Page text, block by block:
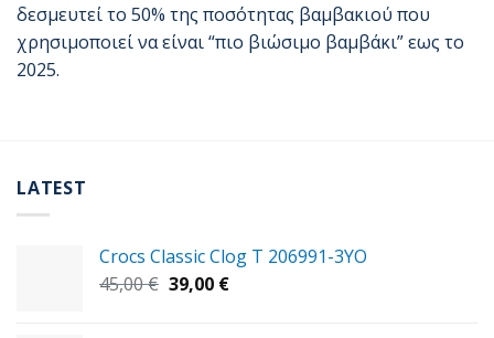
δεσμευτεί το 50% της ποσότητας βαμβακιού που
χρησιμοποιεί να είναι “πιο βιώσιμο βαμβάκι” εως το
2025.
LATEST
Crocs Classic Clog T 206991-3YΟ
45,00€ Original
39,00 €Η